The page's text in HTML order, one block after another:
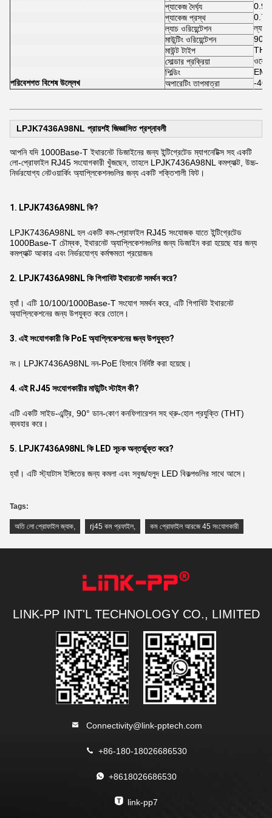
প্যাকেজ দৈর্ঘ্য
প্যাকেজ প্রস্থ
ল্যাচ ওরিয়েন্টেশন
মাউন্টিং ওরিয়েন্টেশন
90°
মাউন্ট টাইপ
THT
সোল্ডার প্রক্রিয়া
ওয়েভ
শিল্ডিং
EMI
পরিবেশগত বিশেষ উল্লেখ
অপারেটিং তাপমাত্রা -
LPJK7436A98NL প্রায়শই জিজ্ঞাসিত প্রশ্নাবলী
আপনি যদি 1000Base-T ইথারনেট ডিজাইনের জন্য ইন্টিগ্রেটেড ম্যাগনেটিক্স সহ একটি
লো-প্রোফাইল RJ45 সংযোগকারী খুঁজছেন, তাহলে LPJK7436A98NL কমপ্যাক্ট, উচ্চ-
নির্ভরযোগ্য নেটওয়ার্কিং অ্যাপ্লিকেশনগুলির জন্য একটি শক্তিশালী ফিট।
1. LPJK7436A98NL কি?
LPJK7436A98NL হল একটি কম-প্রোফাইল RJ45 সংযোজক যাতে ইন্টিগ্রেটেড
1000Base-T চৌম্বক, ইথারনেট অ্যাপ্লিকেশনগুলির জন্য ডিজাইন করা হয়েছে যার জন্য
কমপ্যাক্ট আকার এবং নির্ভরযোগ্য কর্মক্ষমতা প্রয়োজন৷
2. LPJK7436A98NL কি গিগাবিট ইথারনেট সমর্থন করে?
হ্যাঁ। এটি 10/100/1000Base-T সংযোগ সমর্থন করে, এটি গিগাবিট ইথারনেট
অ্যাপ্লিকেশনের জন্য উপযুক্ত করে তোলে।
3. এই সংযোগকারী কি PoE অ্যাপ্লিকেশনের জন্য উপযুক্ত?
নং। LPJK7436A98NL নন-PoE হিসাবে নির্দিষ্ট করা হয়েছে।
4. এই RJ45 সংযোগকারীর মাউন্টিং স্টাইল কী?
এটি একটি সাইড-এন্ট্রি, 90° ডান-কোণ কনফিগারেশন সহ থ্রু-হোল প্রযুক্তি (THT)
ব্যবহার করে।
5. LPJK7436A98NL কি LED সূচক অন্তর্ভুক্ত করে?
হ্যাঁ। এটি স্ট্যাটাস ইঙ্গিতের জন্য কমলা এবং সবুজ/হলুদ LED বিকল্পগুলির সাথে আসে।
Tags:
অতি লো প্রোফাইল জ্যাক rj45 কম প্রফাইল কম প্রোফাইল আরজে 45 সংযোগকারী
LINK-PP INT'L TECHNOLOGY CO., LIMITED
Connectivity@link-pptech.com
+86-180-18026686530
+8618026686530
link-pp7